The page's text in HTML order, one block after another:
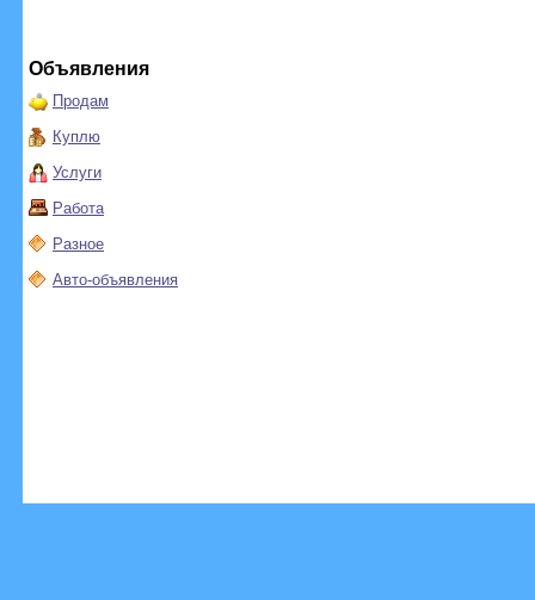
Объявления
Продам
Куплю
Услуги
Работа
Разное
Авто-объявления